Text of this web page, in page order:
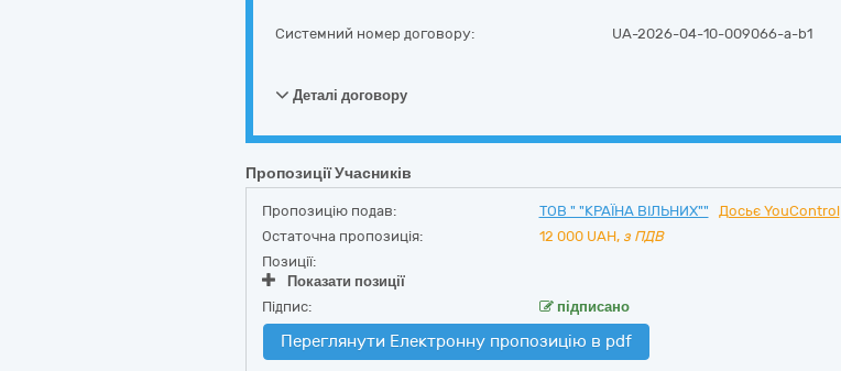
Системний номер договору: UA-2026-04-10-009066-a-b1
Деталі договору
Пропозиції Учасників
Пропозицію подав: ТОВ " "КРАЇНА ВІЛЬНИХ""
Досьє YouControl
Остаточна пропозиція:
12 000 UAH, з ПДВ
Позиції:
Показати позиції
Підпис:
підписано
Переглянути Електронну пропозицію в pdf